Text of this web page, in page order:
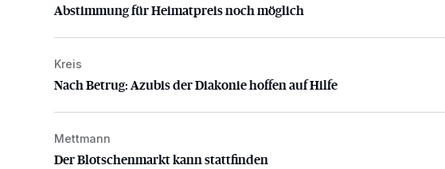
Abstimmung für Heimatpreis noch möglich
Nach Betrug: Azubis der Diakonie hoffen auf Hilfe
Kreis
Nach Betrug: Azubis der Diakonie hoffen auf Hilfe
Der Blotschenmarkt kann stattfinden
Mettmann
Der Blotschenmarkt kann stattfinden